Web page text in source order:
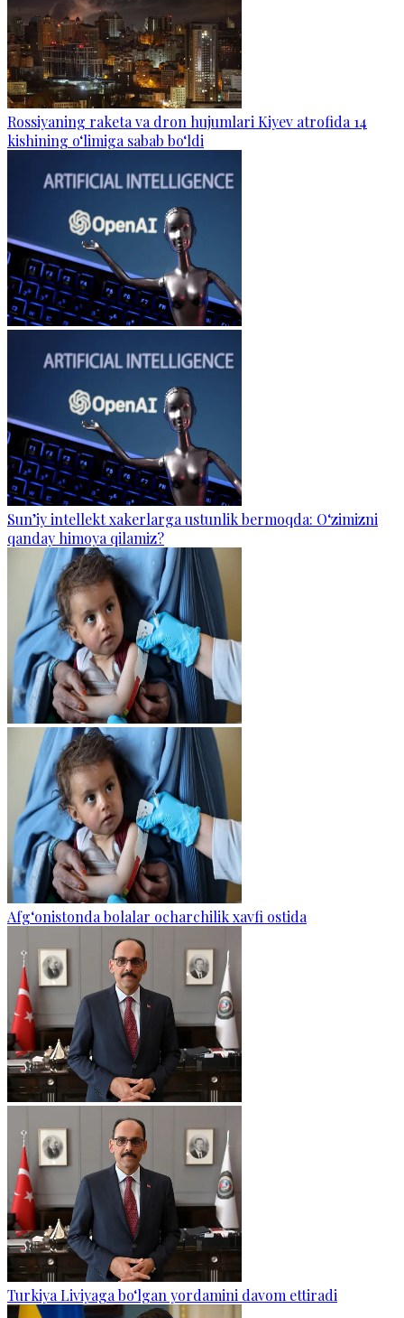
Rossiyaning raketa va dron hujumlari Kiyev atrofida 14
kishining o‘limiga sabab bo‘ldi
Sun’iy intellekt xakerlarga ustunlik bermoqda: O‘zimizni
qanday himoya qilamiz?
Afg‘onistonda bolalar ocharchilik xavfi ostida
Turkiya Liviyaga bo‘lgan yordamini davom ettiradi